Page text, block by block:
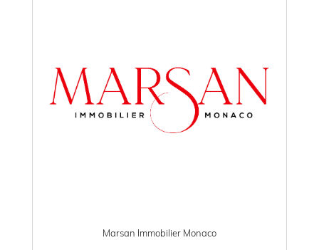
Marsan Immobilier Monaco